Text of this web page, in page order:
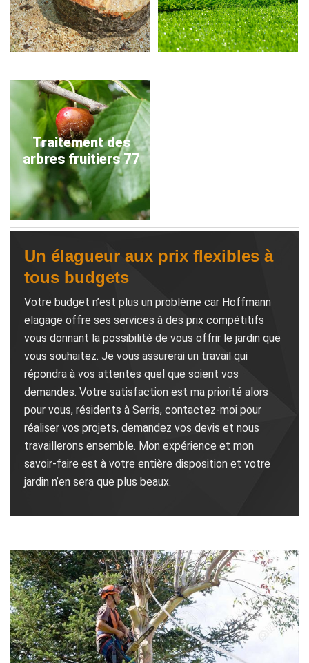
Traitement des
arbres fruitiers 77
Un élagueur aux prix flexibles à
tous budgets
Votre budget n’est plus un problème car Hoffmann
elagage offre ses services à des prix compétitifs
vous donnant la possibilité de vous offrir le jardin que
vous souhaitez. Je vous assurerai un travail qui
répondra à vos attentes quel que soient vos
demandes. Votre satisfaction est ma priorité alors
pour vous, résidents à Serris, contactez-moi pour
réaliser vos projets, demandez vos devis et nous
travaillerons ensemble. Mon expérience et mon
savoir-faire est à votre entière disposition et votre
jardin n’en sera que plus beaux.